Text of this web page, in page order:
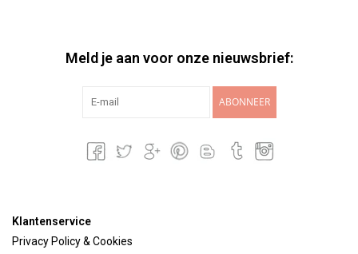
Meld je aan voor onze nieuwsbrief:
ABONNEER
Klantenservice
Privacy Policy & Cookies